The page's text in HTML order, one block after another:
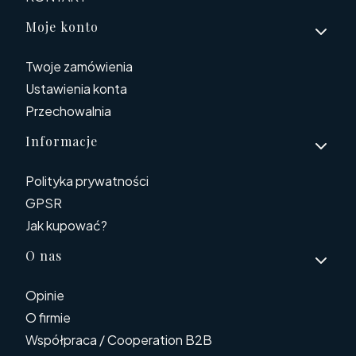
Moje konto
Twoje zamówienia
Ustawienia konta
Przechowalnia
Informacje
Polityka prywatności
GPSR
Jak kupować?
O nas
Opinie
O firmie
Współpraca / Cooperation B2B